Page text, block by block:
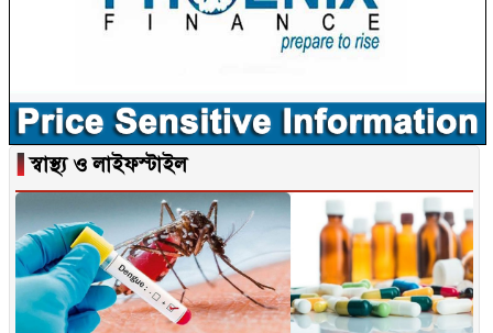
▐স্বাস্থ্য ও লাইফস্টাইল